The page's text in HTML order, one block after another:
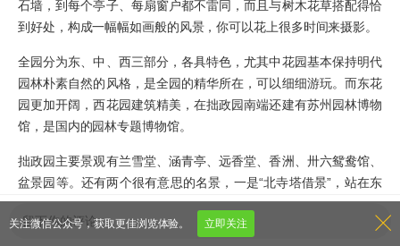
石墙，到每个亭子、每扇窗户都不雷同，而且与树木花草搭配得恰
到好处，构成一幅幅如画般的风景，你可以花上很多时间来摄影。
全园分为东、中、西三部分，各具特色，尤其中花园基本保持明代
园林朴素自然的风格，是全园的精华所在，可以细细游玩。而东花
园更加开阔，西花园建筑精美，在拙政园南端还建有苏州园林博物
馆，是国内的园林专题博物馆。
拙政园主要景观有兰雪堂、涵青亭、远香堂、香洲、卅六鸳鸯馆、
盆景园等。还有两个很有意思的名景，一是“北寺塔借景”，站在东
花园往西看，可以见到1公里外的北寺塔，仿佛就在园子里，这是
很多游客会拍照的景色，而借景的手法在园内也四处可见，在游玩
留下你的评论
关注微信公众号，获取更佳浏览体验。 立即关注